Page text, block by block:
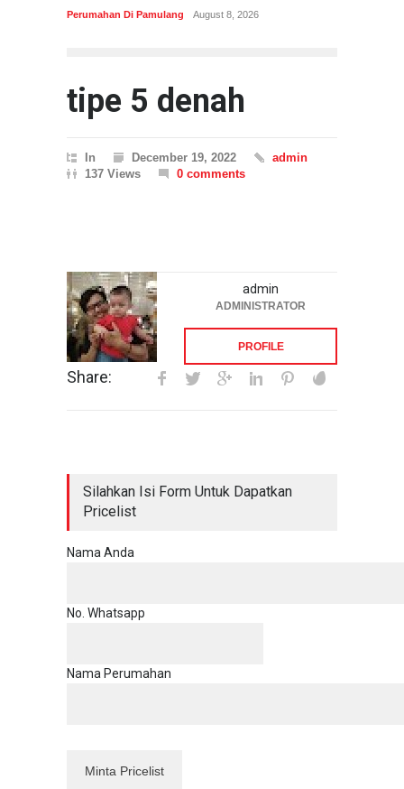
Perumahan Di Pamulang August 8, 2026
tipe 5 denah
In December 19, 2022
admin
137 Views
0 comments
admin
ADMINISTRATOR
PROFILE
Share:
Silahkan Isi Form Untuk Dapatkan
Pricelist
Nama Anda
No. Whatsapp
Nama Perumahan